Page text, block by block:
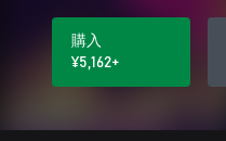
購入
¥5,162+